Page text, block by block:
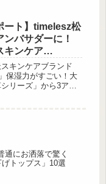
食レポしていきます！
売日が異なります。
ェア！ほろ苦さと爽
む7種の新商品 出
で
毎年春に抹茶フェア
。5年目となる今
ート】timelesz松
バサダーに！
キンケア
再上陸♡
キンケアブランド
保湿力がすごい！大
リーズ」から3アイ
通にお洒落で驚く
げトップス」10選